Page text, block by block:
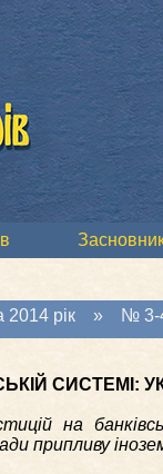
2014 рік » № 3-
СИСТЕМІ:
на
припливу